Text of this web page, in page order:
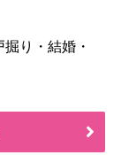
り・結婚・